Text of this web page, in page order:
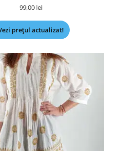
99,00 lei
prețul actualizat!